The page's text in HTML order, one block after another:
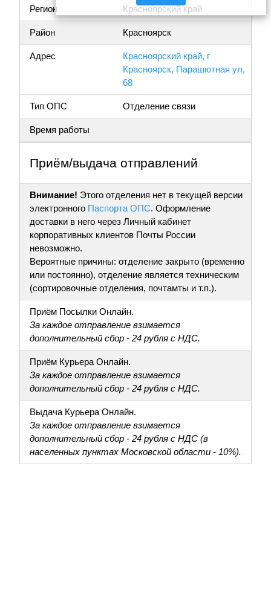
Регион Красноярский край
Район Красноярск
Адрес
Красноярский край, г
Красноярск, Парашютная ул,
68
Тип ОПС Отделение связи
Время работы
Приём/выдача отправлений
Внимание! Этого отделения нет в текущей версии
электронного Паспорта ОПС. Оформление
доставки в него через Личный кабинет
корпоративных клиентов Почты России
невозможно.
Вероятные причины: отделение закрыто (временно
или постоянно), отделение является техническим
(сортировочные отделения, почтамты и т.п.).
Приём Посылки Онлайн.
За каждое отправление взимается
дополнительный сбор - 24 рубля с НДС.
Приём Курьера Онлайн.
За каждое отправление взимается
дополнительный сбор - 24 рубля с НДС.
Выдача Курьера Онлайн.
За каждое отправление взимается
дополнительный сбор - 24 рубля с НДС (в
населенных пунктах Московской области - 10%).